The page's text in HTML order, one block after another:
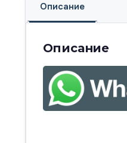
Описание
Описание